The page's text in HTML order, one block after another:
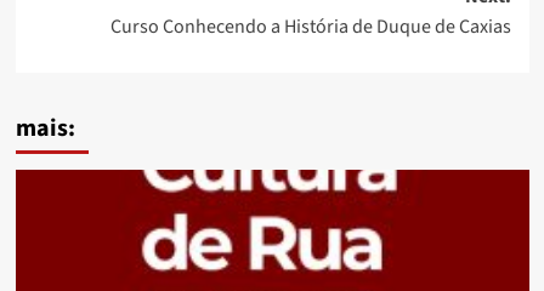
Curso Conhecendo a História de Duque de Caxias
mais: